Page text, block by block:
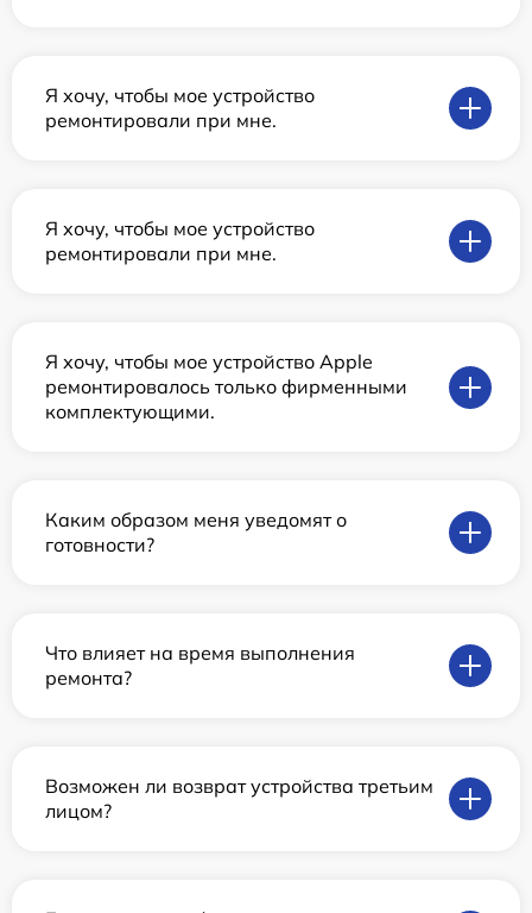
Я хочу, чтобы мое устройство
ремонтировали при мне.
Я хочу, чтобы мое устройство
ремонтировали при мне.
Я хочу, чтобы мое устройство Apple
ремонтировалось только фирменными
комплектующими.
Каким образом меня уведомят о
готовности?
Что влияет на время выполнения
ремонта?
Возможен ли возврат устройства третьим
лицом?